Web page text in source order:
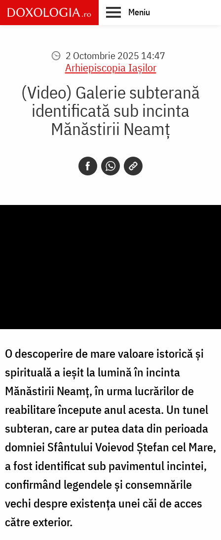
Skip
to
main
Meniu
2 Octombrie 2025 14:47
Arhiepiscopia Iaşilor
(Video) Galerie subterană
identificată sub incinta
Mănăstirii Neamț
O descoperire de mare valoare istorică și
spirituală a ieșit la lumină în incinta
Mănăstirii Neamț, în urma lucrărilor de
reabilitare începute anul acesta. Un tunel
subteran, care ar putea data din perioada
domniei Sfântului Voievod Ștefan cel Mare,
a fost identificat sub pavimentul incintei,
confirmând legendele și consemnările
vechi despre existența unei căi de acces
către exterior.